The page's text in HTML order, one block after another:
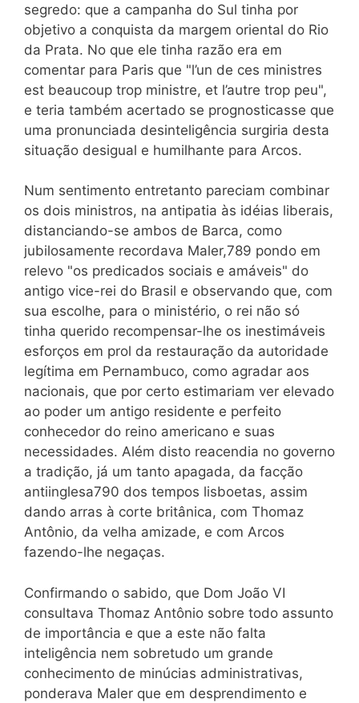
segredo: que a campanha do Sul tinha por
objetivo a conquista da margem oriental do Rio
da Prata. No que ele tinha razão era em
comentar para Paris que "l’un de ces ministres
est beaucoup trop ministre, et l’autre trop peu",
e teria também acertado se prognosticasse que
uma pronunciada desinteligência surgiria desta
situação desigual e humilhante para Arcos.
Num sentimento entretanto pareciam combinar
os dois ministros, na antipatia às idéias liberais,
distanciando-se ambos de Barca, como
jubilosamente recordava Maler,789 pondo em
relevo "os predicados sociais e amáveis" do
antigo vice-rei do Brasil e observando que, com
sua escolhe, para o ministério, o rei não só
tinha querido recompensar-lhe os inestimáveis
esforços em prol da restauração da autoridade
legítima em Pernambuco, como agradar aos
nacionais, que por certo estimariam ver elevado
ao poder um antigo residente e perfeito
conhecedor do reino americano e suas
necessidades. Além disto reacendia no governo
a tradição, já um tanto apagada, da facção
antiinglesa790 dos tempos lisboetas, assim
dando arras à corte britânica, com Thomaz
Antônio, da velha amizade, e com Arcos
fazendo-lhe negaças.
Confirmando o sabido, que Dom João VI
consultava Thomaz Antônio sobre todo assunto
de importância e que a este não falta
inteligência nem sobretudo um grande
conhecimento de minúcias administrativas,
ponderava Maler que em desprendimento e